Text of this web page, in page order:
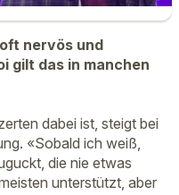
nervös und
gilt das in manchen
dabei ist, steigt bei
«Sobald ich weiß,
die nie etwas
unterstützt, aber